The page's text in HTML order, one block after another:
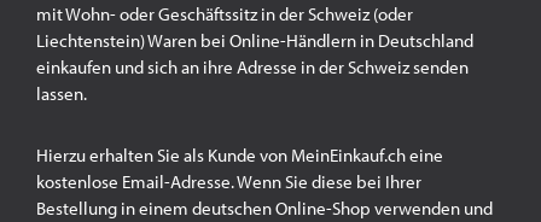
mit Wohn- oder Geschäftssitz in der Schweiz (oder
Liechtenstein) Waren bei Online-Händlern in Deutschland
einkaufen und sich an ihre Adresse in der Schweiz senden
lassen.
Hierzu erhalten Sie als Kunde von MeinEinkauf.ch eine
kostenlose Email-Adresse. Wenn Sie diese bei Ihrer
Bestellung in einem deutschen Online-Shop verwenden und